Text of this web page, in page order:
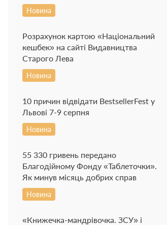
Новина
Розрахунок картою «Національний
кешбек» на сайті Видавництва
Старого Лева
Новина
10 причин відвідати BestsellerFest у
Львові 7-9 серпня
Новина
55 330 гривень передано
Благодійному Фонду «Таблеточки».
Як минув місяць добрих справ
Новина
«Книжечка-мандрівочка. ЗСУ» і